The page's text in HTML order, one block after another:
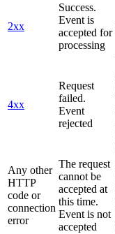
2xx
Success.
Event is
accepted for
processing
4xx
Request
failed.
Event
rejected
Any other
HTTP
code or
connection
error
The request
cannot be
accepted at
this time.
Event is not
accepted